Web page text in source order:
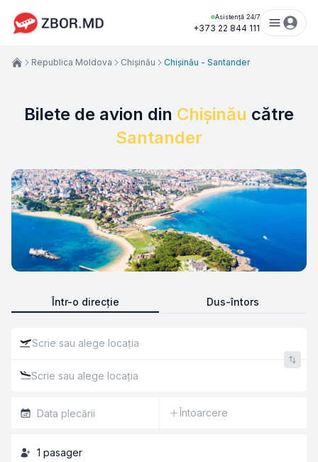
Asistență 24/7
+373 22 844 111
Bilete de avion din Chișinău către
Santander
Într-o direcție Dus-întors
Întoarcere
1 pasager
Republica Moldova Chișinău Chișinău - Santander